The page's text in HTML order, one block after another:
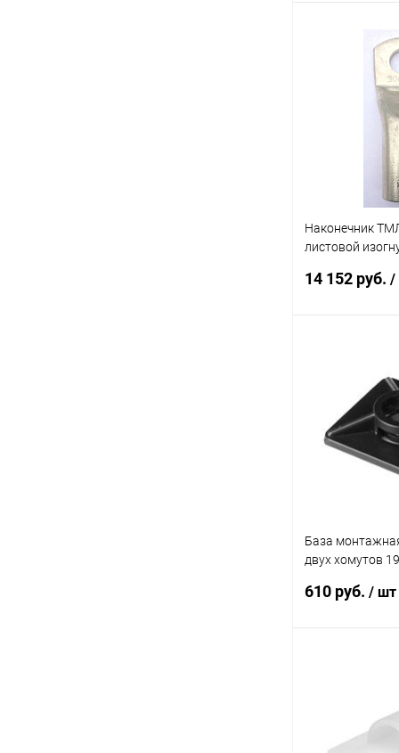
В
Купить в 1
В избранное
Наконечник
листовой
(уп.50шт) DKC
14 152 руб. /
Купить в 1
В избранное
База
двух хомутов
610 руб. / шт
Купить в 1
В избранное